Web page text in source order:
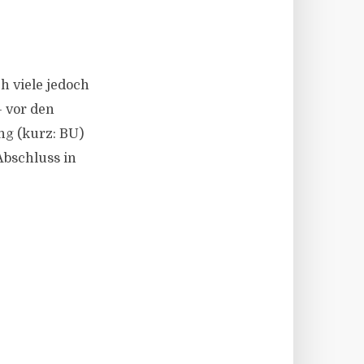
viele jedoch
vor den
(kurz: BU)
in